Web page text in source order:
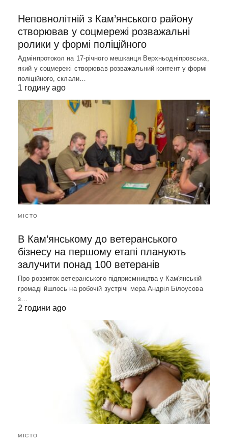
Неповнолітній з Кам’янського району
створював у соцмережі розважальні
ролики у формі поліційного
Адмінпротокол на 17-річного мешканця Верхньодніпровська,
який у соцмережі створював розважальний контент у формі
поліційного, склали…
1 годину ago
МІСТО
В Кам’янському до ветеранського
бізнесу на першому етапі планують
залучити понад 100 ветеранів
Про розвиток ветеранського підприємництва у Кам'янській
громаді йшлось на робочій зустрічі мера Андрія Білоусова
з…
2 години ago
МІСТО